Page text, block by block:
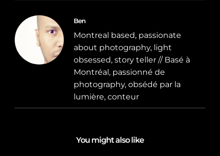
Ben
Montreal based, passionate
about photography, light
obsessed, story teller // Basé à
Montréal, passionné de
photography, obsédé par la
lumière, conteur
You might also like